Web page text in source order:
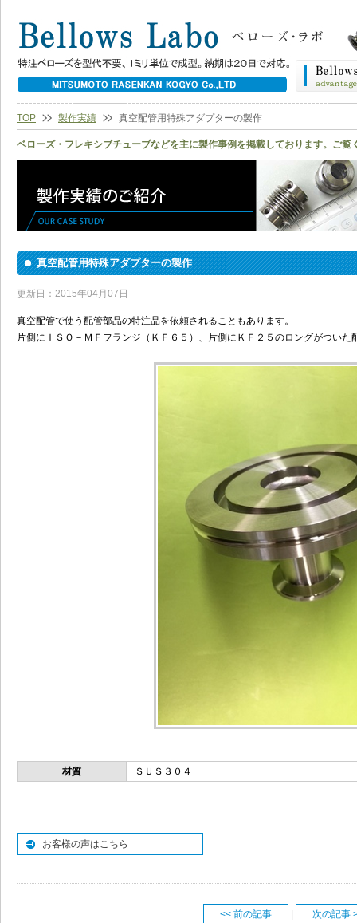
TOP 製作実績 真空配管用特殊アダプターの製作
ベローズ・フレキシブチューブなどを主に製作事例を掲載しております。ご覧
真空配管用特殊アダプターの製作
更新日：2015年04月07日
真空配管で使う配管部品の特注品を依頼されることもあります。
片側にＩＳＯ－ＭＦフランジ（ＫＦ６５）、片側にＫＦ２５のロングがついた
材質 ＳＵＳ３０４
お客様の声はこちら
<< 前の記事 次の記事